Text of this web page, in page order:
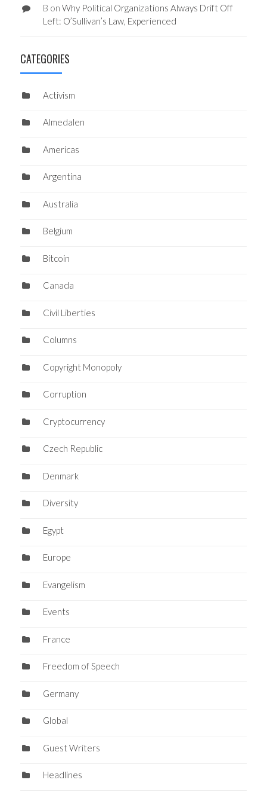
B on Why Political Organizations Always Drift Off
Left: O’Sullivan’s Law, Experienced
CATEGORIES
Activism
Almedalen
Americas
Argentina
Australia
Belgium
Bitcoin
Canada
Civil Liberties
Columns
Copyright Monopoly
Corruption
Cryptocurrency
Czech Republic
Denmark
Diversity
Egypt
Europe
Evangelism
Events
France
Freedom of Speech
Germany
Global
Guest Writers
Headlines